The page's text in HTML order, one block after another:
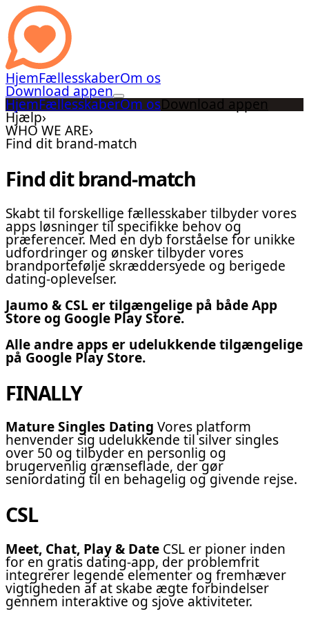
HjemFællesskaberOm os
Download appen
HjemFællesskaberOm osDownload appen
Hjælp›
WHO WE ARE›
Find dit brand-match
Find dit brand-match
Skabt til forskellige fællesskaber tilbyder vores
apps løsninger til specifikke behov og
præferencer. Med en dyb forståelse for unikke
udfordringer og ønsker tilbyder vores
brandportefølje skræddersyede og berigede
dating-oplevelser.
Jaumo & CSL er tilgængelige på både App
Store og Google Play Store.
Alle andre apps er udelukkende tilgængelige
på Google Play Store.
FINALLY
Mature Singles Dating Vores platform
henvender sig udelukkende til silver singles
over 50 og tilbyder en personlig og
brugervenlig grænseflade, der gør
seniordating til en behagelig og givende rejse.
CSL
Meet, Chat, Play & Date CSL er pioner inden
for en gratis dating-app, der problemfrit
integrerer legende elementer og fremhæver
vigtigheden af at skabe ægte forbindelser
gennem interaktive og sjove aktiviteter.